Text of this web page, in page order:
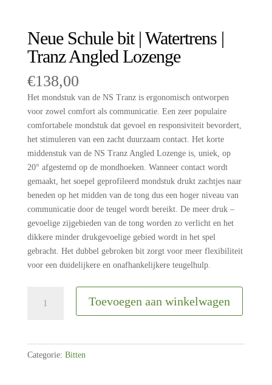
Neue Schule bit | Watertrens |
Tranz Angled Lozenge
€138,00
Het mondstuk van de NS Tranz is ergonomisch ontworpen
voor zowel comfort als communicatie. Een zeer populaire
comfortabele mondstuk dat gevoel en responsiviteit bevordert,
het stimuleren van een zacht duurzaam contact. Het korte
middenstuk van de NS Tranz Angled Lozenge is, uniek, op
20° afgestemd op de mondhoeken. Wanneer contact wordt
gemaakt, het soepel geprofileerd mondstuk drukt zachtjes naar
beneden op het midden van de tong dus een hoger niveau van
communicatie door de teugel wordt bereikt. De meer druk –
gevoelige zijgebieden van de tong worden zo verlicht en het
dikkere minder drukgevoelige gebied wordt in het spel
gebracht. Het dubbel gebroken bit zorgt voor meer flexibiliteit
voor een duidelijkere en onafhankelijkere teugelhulp.
Schule
Toevoegen aan winkelwagen
Categorie: Bitten